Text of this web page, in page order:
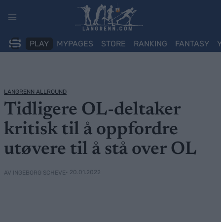
PLAY MYPAGES STORE RANKING FANTASY
LANGRENN ALLROUND
Tidligere OL-deltaker
kritisk til å oppfordre
utøvere til å stå over OL
AV INGEBORG SCHEVE• 20.01.2022